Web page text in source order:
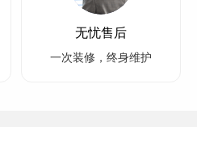
无忧售后
一次装修，终身维护